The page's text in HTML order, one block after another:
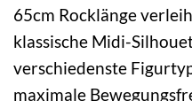
65cm Rocklänge
klassische Midi-
verschiedenste
maximale